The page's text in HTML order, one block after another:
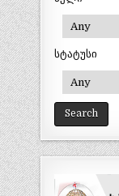
სტატუსი